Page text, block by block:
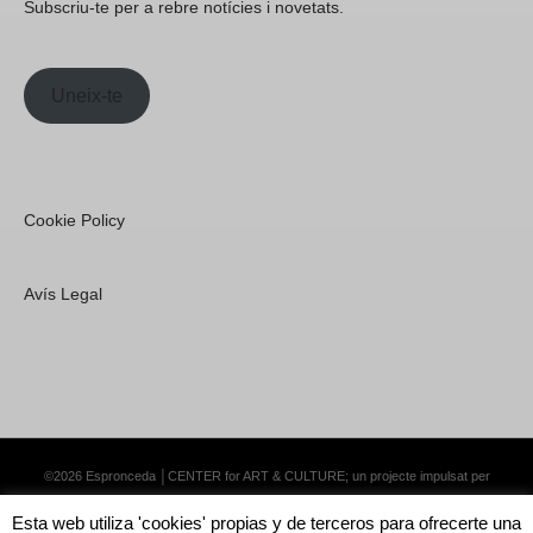
Subscriu-te per a rebre notícies i novetats.
Uneix-te
Cookie Policy
Avís Legal
©2026 Espronceda │CENTER for ART & CULTURE; un projecte impulsat per
Esta web utiliza 'cookies' propias y de terceros para ofrecerte una